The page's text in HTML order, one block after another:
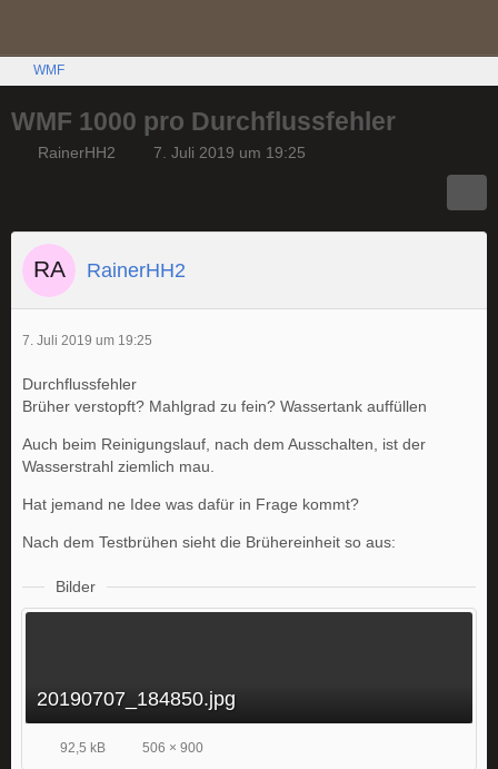
WMF
WMF 1000 pro Durchflussfehler
RainerHH2 7. Juli 2019 um 19:25
RainerHH2
7. Juli 2019 um 19:25
Durchflussfehler
Brüher verstopft? Mahlgrad zu fein? Wassertank auffüllen
Auch beim Reinigungslauf, nach dem Ausschalten, ist der
Wasserstrahl ziemlich mau.
Hat jemand ne Idee was dafür in Frage kommt?
Nach dem Testbrühen sieht die Brühereinheit so aus:
Bilder
20190707_184850.jpg
92,5 kB 506 × 900